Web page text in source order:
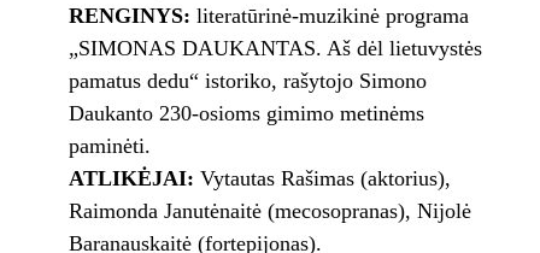
RENGINYS: literatūrinė-muzikinė programa
„SIMONAS DAUKANTAS. Aš dėl lietuvystės
pamatus dedu“ istoriko, rašytojo Simono
Daukanto 230-osioms gimimo metinėms
paminėti.
ATLIKĖJAI: Vytautas Rašimas (aktorius),
Raimonda Janutėnaitė (mecosopranas), Nijolė
Baranauskaitė (fortepijonas).